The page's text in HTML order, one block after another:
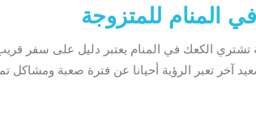
المنام للمتزوجة
تشتري الكعك في المنام يعتبر دليل على سفر
آخر تعبر الرؤية أحيانا عن فترة صعبة ومشاكل